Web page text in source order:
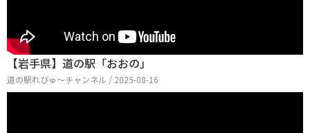
【岩手県】道の駅「おおの」
道の駅れびゅ〜チャンネル / 2025-08-16